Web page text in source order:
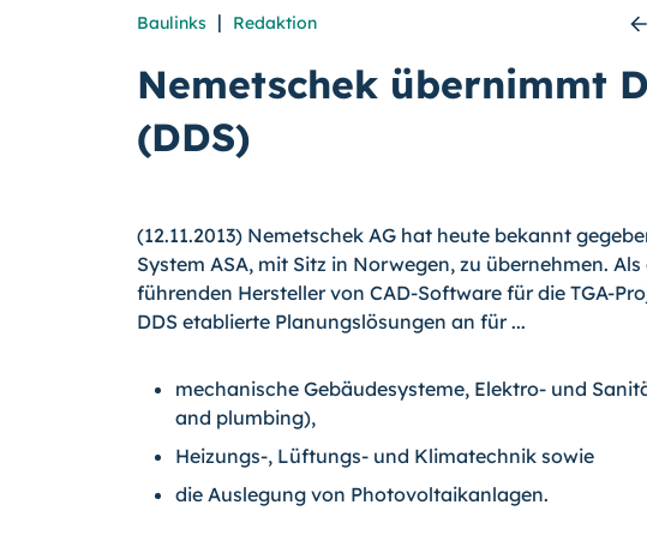
Baulinks | Redaktion
Nemetschek übernimmt
(DDS)
(12.11.2013) Nemetschek AG hat heute bekannt
System ASA, mit Sitz in Norwegen, zu überneh­men. Als
führenden Hersteller von CAD-Software für die TGA-
DDS etablierte Planungslö­sungen an für ...
mechanische Gebäudesysteme, Elektro- und
and plumbing),
Heizungs-, Lüftungs- und Klimatechnik sowie
die Auslegung von Photovoltaikanlagen.